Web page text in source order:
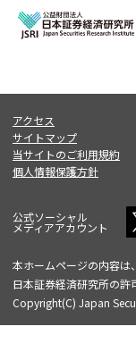
アクセス
サイトマップ
当サイトのご利用規約
個人情報保護方針
公式ソーシャル
メディアアカウント
本ホームページの内容は、
日本証券経済研究所の許
Copyright(C) Japan